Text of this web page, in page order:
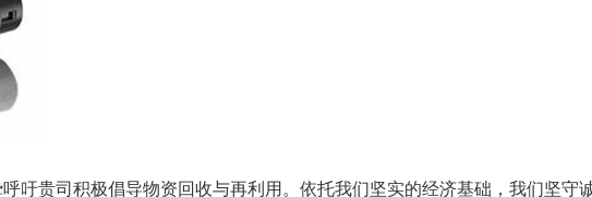
吁贵司积极倡导物资回收与再利用。依托我们坚实的经济基础，我们坚守